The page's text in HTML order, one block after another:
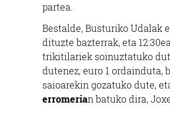
partea.
Bestalde, Busturiko Udalak
dituzte bazterrak, eta
trikitilariek soinuztatuko
dutenez, euro 1 ordainduta,
saioarekin gozatuko dute,
erromerian batuko dira,